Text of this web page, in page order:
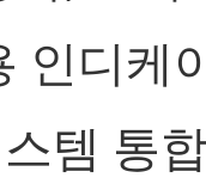
인디케
템 통